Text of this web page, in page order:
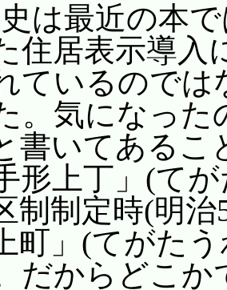
は最近の本
住居表示導入
ているのでは
。気になっ
書いてある
形上丁」(て
制制定時(明
町」(てがた
だからどこ